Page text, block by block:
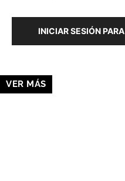
INICIAR SESIÓN
VER MÁS